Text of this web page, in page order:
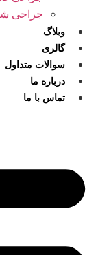
جراحی
وبلاگ
گالری
سوالات متداول
درباره ما
تماس با ما